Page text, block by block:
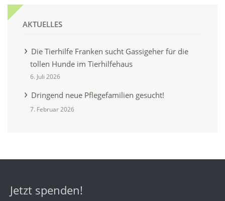
AKTUELLES
Die Tierhilfe Franken sucht Gassigeher für die
tollen Hunde im Tierhilfehaus
6. Juli 2026
Dringend neue Pflegefamilien gesucht!
7. Februar 2026
Jetzt spenden!